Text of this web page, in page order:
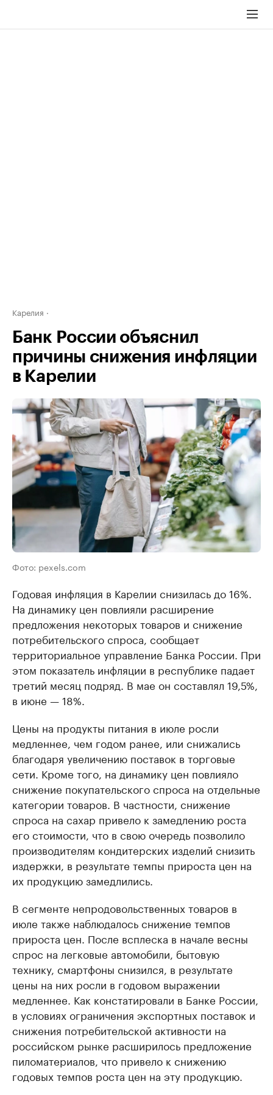
Карелия
Банк России объяснил
причины снижения инфляции
в Карелии
Фото: pexels.com
Годовая инфляция в Карелии снизилась до 16%.
На динамику цен повлияли расширение
предложения некоторых товаров и снижение
потребительского спроса, сообщает
территориальное управление Банка России. При
этом показатель инфляции в республике падает
третий месяц подряд. В мае он составлял 19,5%,
в июне — 18%.
Цены на продукты питания в июле росли
медленнее, чем годом ранее, или снижались
благодаря увеличению поставок в торговые
сети. Кроме того, на динамику цен повлияло
снижение покупательского спроса на отдельные
категории товаров. В частности, снижение
спроса на сахар привело к замедлению роста
его стоимости, что в свою очередь позволило
производителям кондитерских изделий снизить
издержки, в результате темпы прироста цен на
их продукцию замедлились.
В сегменте непродовольственных товаров в
июле также наблюдалось снижение темпов
прироста цен. После всплеска в начале весны
спрос на легковые автомобили, бытовую
технику, смартфоны снизился, в результате
цены на них росли в годовом выражении
медленнее. Как констатировали в Банке России,
в условиях ограничения экспортных поставок и
снижения потребительской активности на
российском рынке расширилось предложение
пиломатериалов, что привело к снижению
годовых темпов роста цен на эту продукцию.